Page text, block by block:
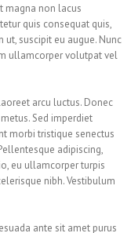
magna non lacus
quis consequat quis,
ut, suscipit eu augue. Nunc
ullamcorper volutpat vel
arcu luctus. Donec
Sed imperdiet
morbi tristique senectus
adipiscing,
eu ullamcorper turpis
nibh. Vestibulum
ante sit amet purus